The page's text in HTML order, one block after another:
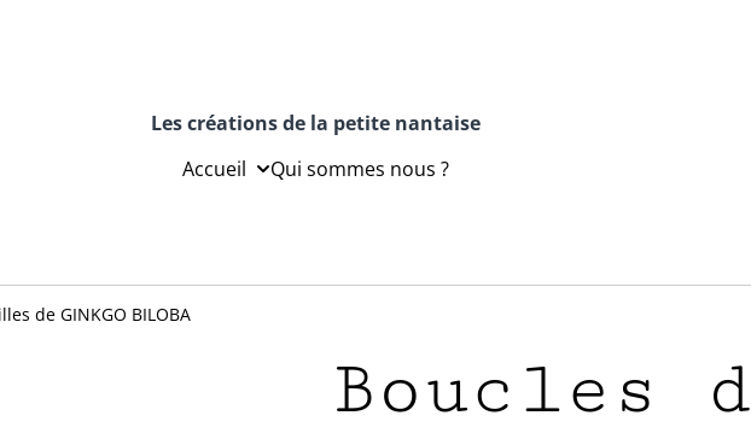
Les créations de la petite nantaise
Accueil
Qui sommes nous ?
de GINKGO BILOBA
Boucles d